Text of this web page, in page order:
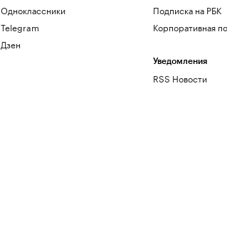
Одноклассники
Telegram
Дзен
Подписка на РБК
Корпоративная
Уведомления
RSS Новости